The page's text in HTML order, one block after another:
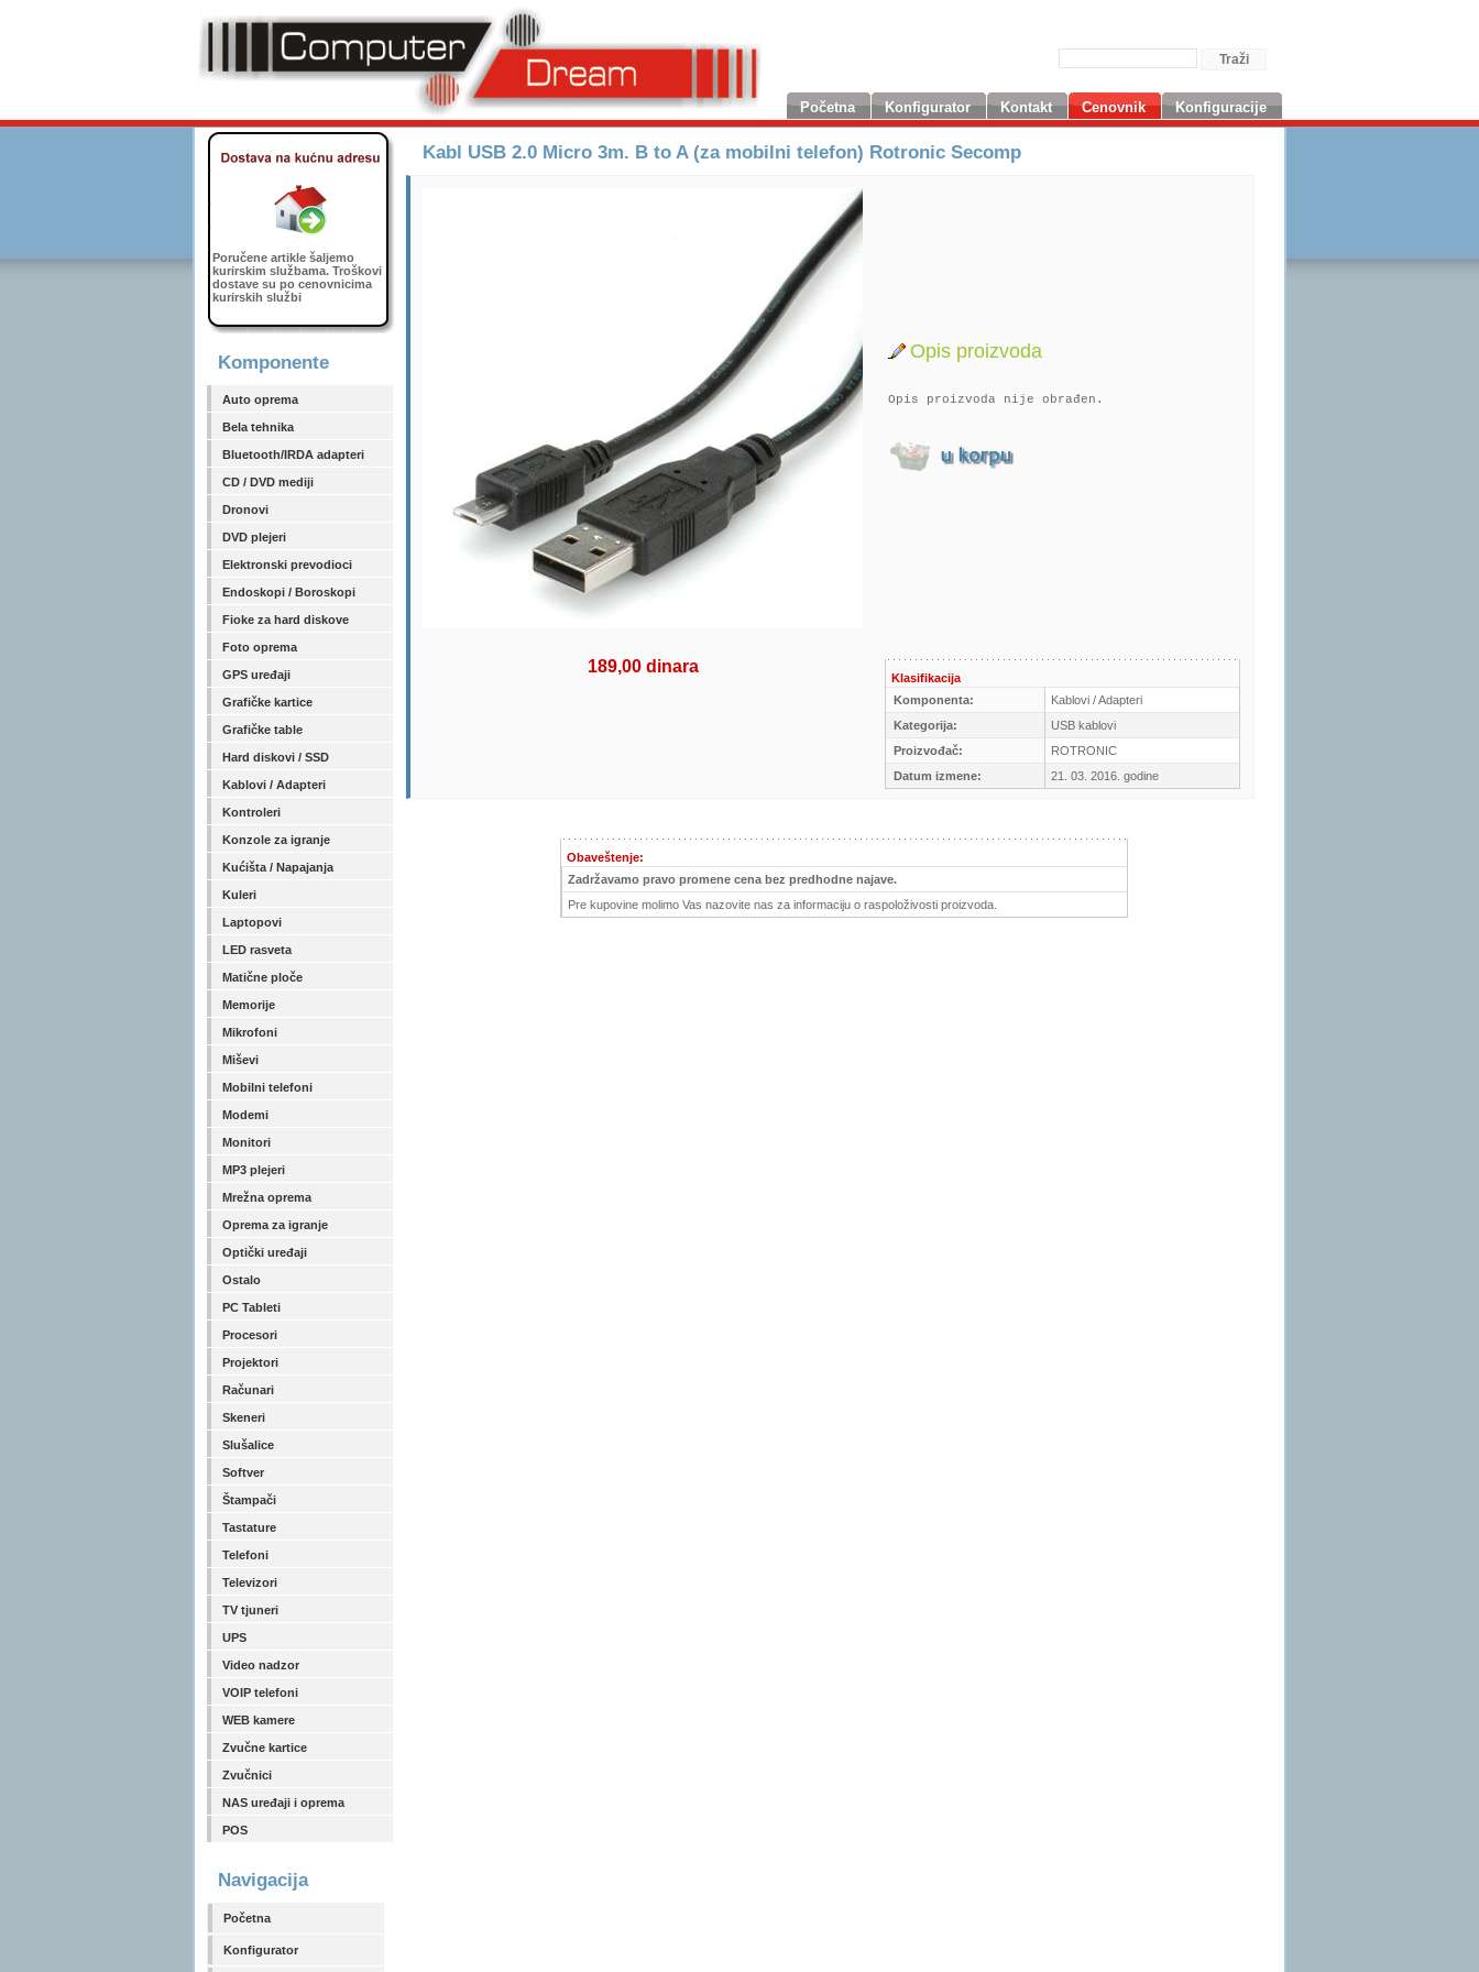
Početna Konfigurator Kontakt Cenovnik Konfiguracije
Poručene artikle šaljemo
kurirskim službama. Troškovi
dostave su po cenovnicima
kurirskih službi
Komponente
Auto oprema
Bela tehnika
Bluetooth/IRDA adapteri
CD / DVD mediji
Dronovi
DVD plejeri
Elektronski prevodioci
Endoskopi / Boroskopi
Fioke za hard diskove
Foto oprema
GPS uređaji
Grafičke kartice
Grafičke table
Hard diskovi / SSD
Kablovi / Adapteri
Kontroleri
Konzole za igranje
Kućišta / Napajanja
Kuleri
Laptopovi
LED rasveta
Matične ploče
Memorije
Mikrofoni
Miševi
Mobilni telefoni
Modemi
Monitori
MP3 plejeri
Mrežna oprema
Oprema za igranje
Optički uređaji
Ostalo
PC Tableti
Procesori
Projektori
Računari
Skeneri
Slušalice
Softver
Štampači
Tastature
Telefoni
Televizori
TV tjuneri
UPS
Video nadzor
VOIP telefoni
WEB kamere
Zvučne kartice
Zvučnici
NAS uređaji i oprema
POS
Navigacija
Početna
Konfigurator
Kabl USB 2.0 Micro 3m. B to A (za mobilni telefon) Rotronic Secomp
Opis proizvoda
Opis proizvoda nije obrađen.
189,00 dinara
Klasifikacija
Komponenta:
Kablovi / Adapteri
Kategorija:
USB kablovi
Proizvođač:
ROTRONIC
Datum izmene:
21. 03. 2016. godine
Obaveštenje:
Zadržavamo pravo promene cena bez predhodne najave.
Pre kupovine molimo Vas nazovite nas za informaciju o raspoloživosti proizvoda.